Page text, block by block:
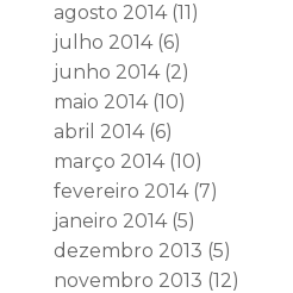
agosto 2014(11)
julho 2014(6)
junho 2014(2)
maio 2014(10)
abril 2014(6)
março 2014(10)
fevereiro 2014(7)
janeiro 2014(5)
dezembro 2013 (5)
novembro 2013 (12)